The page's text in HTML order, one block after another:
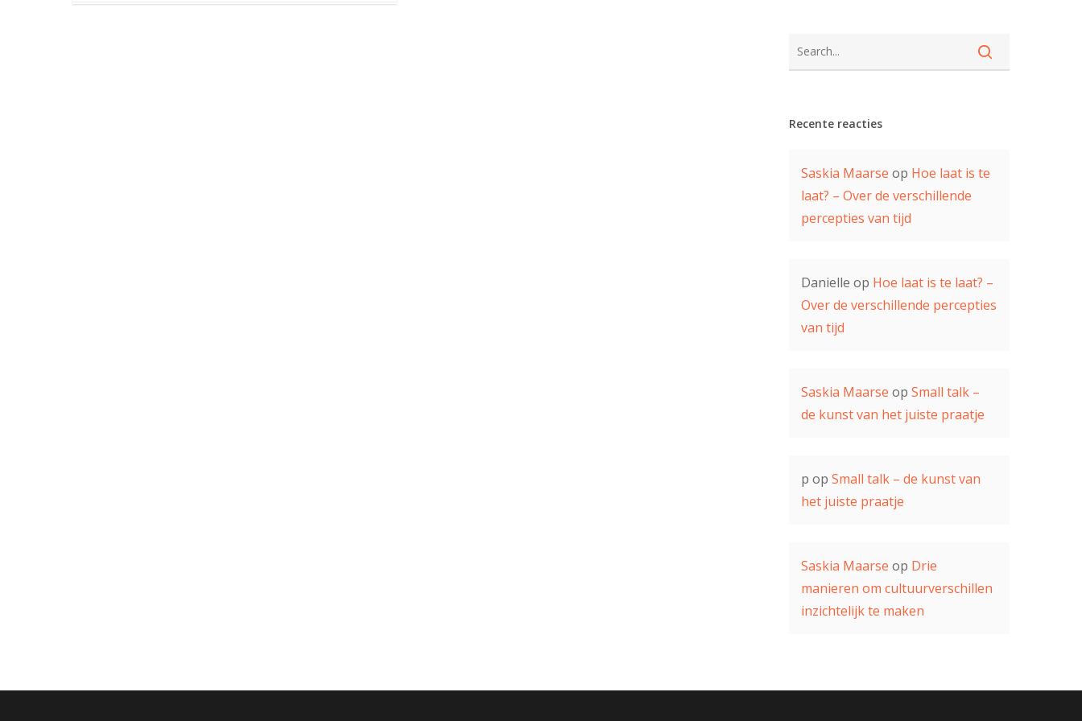
Recente reacties
Saskia Maarse op Hoe laat is te
laat? – Over de verschillende
percepties van tijd
Danielle op Hoe laat is te laat? –
Over de verschillende percepties
van tijd
Saskia Maarse opSmall talk –
de kunst van het juiste praatje
p opSmall talk – de kunst van
het juiste praatje
Saskia Maarse op Drie
manieren om cultuurverschillen
inzichtelijk te maken